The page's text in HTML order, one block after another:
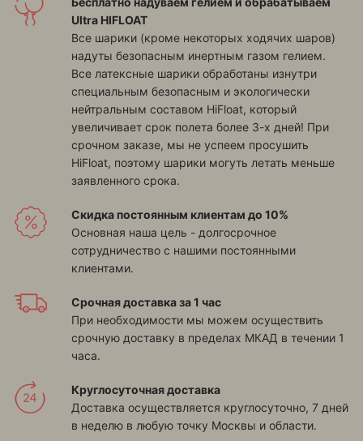
Ultra HIFLOAT
Все шарики (кроме некоторых ходячих шаров)
надуты безопасным инертным газом гелием.
Все латексные шарики обработаны изнутри
специальным безопасным и экологически
нейтральным составом HiFloat, который
увеличивает срок полета более 3-х дней! При
срочном заказе, мы не успеем просушить
HiFloat, поэтому шарики могуть летать меньше
заявленного срока.
Скидка постоянным клиентам до 10%
Основная наша цель - долгосрочное
сотрудничество с нашими постоянными
клиентами.
Срочная доставка за 1 час
При необходимости мы можем осуществить
срочную доставку в пределах МКАД в течении 1
часа.
Круглосуточная доставка
Доставка осуществляется круглосуточно, 7 дней
в неделю в любую точку Москвы и области.